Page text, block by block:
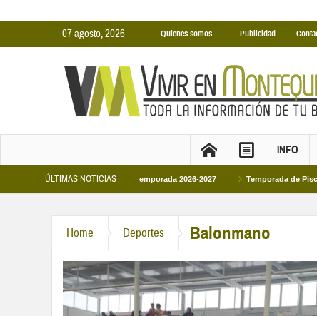
07 agosto, 2026 Quienes somos… Publicidad
INFO
ÚLTIMAS NOTICIAS
Municipales temporada 2026-2027 Temporada de Piscinas Municipales
Home Deportes Balonmano